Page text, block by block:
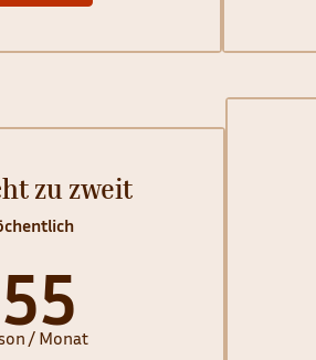
zu zweit
/ Monat